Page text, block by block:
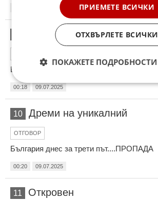
09.07.2025
Дреми на уникалний
България днес за трети път....ПРОПАДА
00:18 09.07.2025
10 Дреми на уникалний
ОТГОВОР
България днес за трети път....ПРОПАДА
00:20 09.07.2025
11 Откровен
ПРИЕМЕТЕ ВСИЧКИ
ОТХВЪРЛЕТЕ ВСИЧКИ
ПОКАЖЕТЕ ПОДРОБНОСТИ